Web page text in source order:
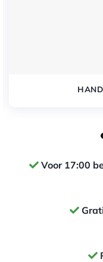
Voor 17:00